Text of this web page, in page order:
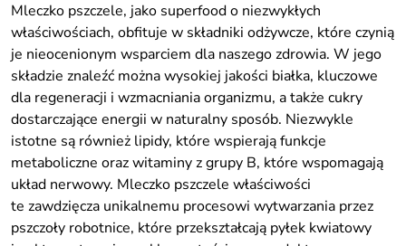
Mleczko pszczele, jako superfood o niezwykłych
właściwościach, obfituje w składniki odżywcze, które czynią
je nieocenionym wsparciem dla naszego zdrowia. W jego
składzie znaleźć można wysokiej jakości białka, kluczowe
dla regeneracji i wzmacniania organizmu, a także cukry
dostarczające energii w naturalny sposób. Niezwykle
istotne są również lipidy, które wspierają funkcje
metaboliczne oraz witaminy z grupy B, które wspomagają
układ nerwowy. Mleczko pszczele właściwości
te zawdzięcza unikalnemu procesowi wytwarzania przez
pszczoły robotnice, które przekształcają pyłek kwiatowy